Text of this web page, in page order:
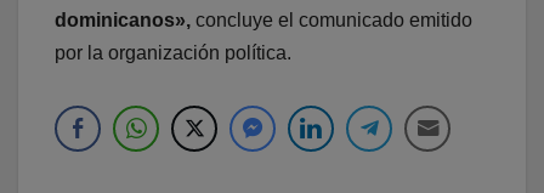
dominicanos», concluye el comunicado emitido
por la organización política.